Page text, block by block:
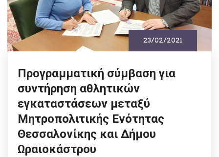
23/02/2021
Προγραμματική σύμβαση για
συντήρηση αθλητικών
εγκαταστάσεων μεταξύ
Μητροπολιτικής Ενότητας
Θεσσαλονίκης και Δήμου
Ωραιοκάστρου